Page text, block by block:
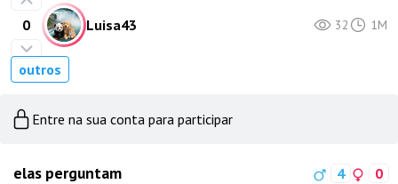
0 Luisa43 32 1M
outros
Entre na sua conta para participar
elas perguntam 4 0